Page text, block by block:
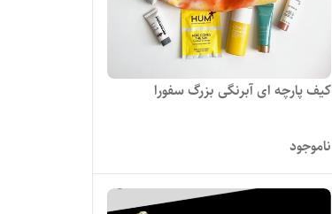
کیف پارچه ای آبرنگی بزرگ سفورا
ناموجود